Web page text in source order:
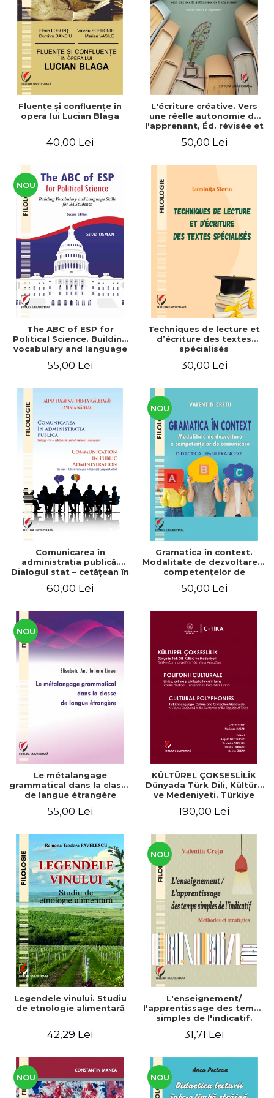
ADMINISTRATIVE
ȘTIINȚE ECONOMICE
ȘTIINȚE EXACTE
EDUCAȚIE FIZICĂ ȘI SPORT
PREUNIVERSITARIA
TIMP LIBER
ÎN CURS DE APARIȚIE
NOUTĂȚI
PACHETE DE STUDIU
ULTIMELE EXEMPLARE
Cum Cumpăr
Livrare
Politica de Retur
Formular de Retur
Distribuitori
Fluenţe şi confluenţe în
opera lui Lucian Blaga
40,00 Lei
L'écriture créative. Vers
une réelle autonomie de
l'apprenant, Éd. révisée et
50,00 Lei
NOU
The ABC of ESP for
Political Science. Building
vocabulary and language
55,00 Lei
Techniques de lecture et
d’écriture des textes
spécialisés
30,00 Lei
Comunicarea în
administraţia publică.
Dialogul stat – cetăţean în
european / Communication
The state-citizen dialogue
in national and European
context
60,00 Lei
NOU
Gramatica în context.
Modalitate de dezvoltare a
competenţelor de
limbii franceze
50,00 Lei
NOU
Le métalangage
grammatical dans la classe
de langue étrangère
55,00 Lei
KÜLTÜREL ÇOKSESLİLİK
Dünyada Türk Dili, Kültürü
ve Medeniyeti. Türkiye
Armağan/ POLIFONII
și civilizația turcă în lume.
Centenarului
190,00 Lei
Legendele vinului. Studiu
de etnologie alimentară
42,29 Lei
NOU
L'enseignement/
l'apprentissage des temps
simples de l'indicatif.
31,71 Lei
NOU NOU